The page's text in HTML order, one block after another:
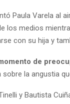
Paula Varela al
los medios
con su hija y
de
sobre la angustia